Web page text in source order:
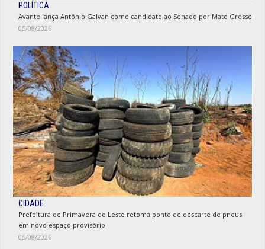
POLÍTICA
Avante lança Antônio Galvan como candidato ao Senado por Mato Grosso
05/08/2026
CIDADE
Prefeitura de Primavera do Leste retoma ponto de descarte de pneus
em novo espaço provisório
05/08/2026